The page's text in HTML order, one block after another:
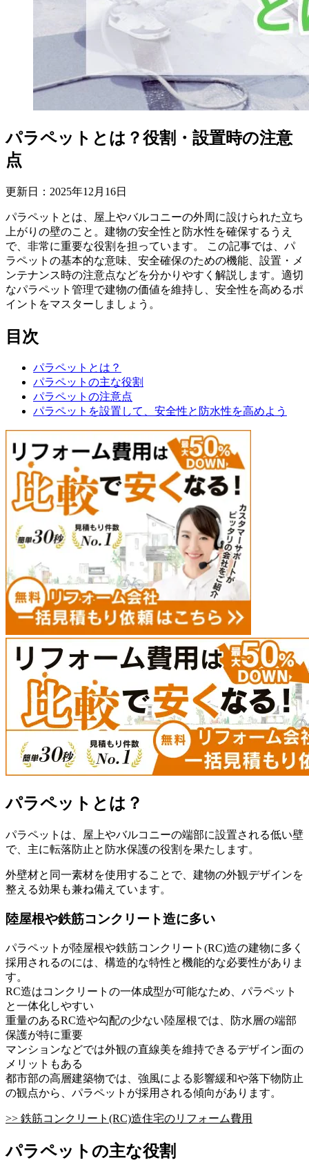
パラペットとは？役割・設置時の注意
点
更新日： 2025年12 月 16日
パラペットとは、屋上やバルコニーの外周に設けられた立ち
上がりの壁のこと。建物の安全性と防水性を確保するうえ
で、非常に重要な役割を担っています。 この記事では、パ
ラペットの基本的な意味、安全確保のための機能、設置・メ
ンテナンス時の注意点などを分かりやすく解説します。適切
なパラペット管理で建物の価値を維持し、安全性を高めるポ
イントをマスターしましょう。
目次
パラペットとは？
パラペットの主な役割
パラペットの注意点
パラペットを設置して、安全性と防水性を高めよう
パラペットとは？
パラペットは、屋上やバルコニーの端部に設置される低い壁
で、主に転落防止と防水保護の役割を果たします。
外壁材と同一素材を使用することで、建物の外観デザインを
整える効果も兼ね備えています。
陸屋根や鉄筋コンクリート造に多い
パラペットが陸屋根や鉄筋コンクリート(RC)造の建物に多く
採用されるのには、構造的な特性と機能的な必要性がありま
す。
RC造はコンクリートの一体成型が可能なため、パラペット
と一体化しやすい
重量のあるRC造や勾配の少ない陸屋根では、防水層の端部
保護が特に重要
マンションなどでは外観の直線美を維持できるデザイン面の
メリットもある
都市部の高層建築物では、強風による影響緩和や落下物防止
の観点から、パラペットが採用される傾向があります。
>> 鉄筋コンクリート(RC)造住宅のリフォーム費用
パラペットの主な役割